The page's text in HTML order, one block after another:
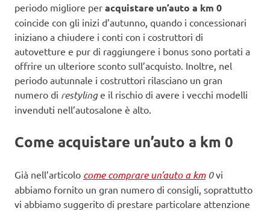
periodo migliore per acquistare un’auto a km 0
coincide con gli inizi d’autunno, quando i concessionari
iniziano a chiudere i conti con i costruttori di
autovetture e pur di raggiungere i bonus sono portati a
offrire un ulteriore sconto sull’acquisto. Inoltre, nel
periodo autunnale i costruttori rilasciano un gran
numero di restylinge il rischio di avere i vecchi modelli
invenduti nell’autosalone è alto.
Come acquistare un’auto a km 0
Già nell’articolo come comprare un’auto a km0vi
abbiamo fornito un gran numero di consigli, soprattutto
vi abbiamo suggerito di prestare particolare attenzione